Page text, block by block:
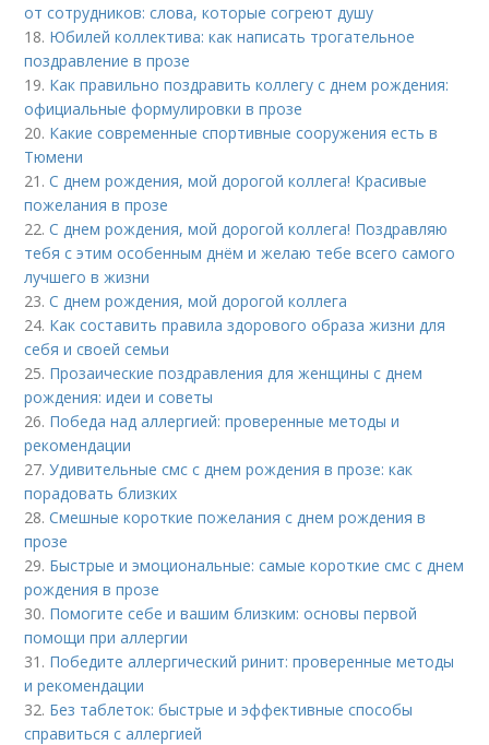
от сотрудников: слова, которые согреют душу
18. Юбилей коллектива: как написать трогательное
поздравление в прозе
19. Как правильно поздравить коллегу с днем рождения:
официальные формулировки в прозе
20. Какие современные спортивные сооружения есть в
Тюмени
21.С днем рождения, мой дорогой коллега! Красивые
пожелания в прозе
22.С днем рождения, мой дорогой коллега! Поздравляю
тебя с этим особенным днём и желаю тебе всего самого
лучшего в жизни
23.С днем рождения, мой дорогой коллега
24. Как составить правила здорового образа жизни для
себя и своей семьи
25. Прозаические поздравления для женщины с днем
рождения: идеи и советы
26. Победа над аллергией: проверенные методы и
рекомендации
27.Удивительные смс с днем рождения в прозе: как
порадовать близких
28.Смешные короткие пожелания с днем рождения в
прозе
29. Быстрые и эмоциональные: самые короткие смс с днем
рождения в прозе
30. Помогите себе и вашим близким: основы первой
помощи при аллергии
31. Победите аллергический ринит: проверенные методы
и рекомендации
32. Без таблеток: быстрые и эффективные способы
справиться с аллергией